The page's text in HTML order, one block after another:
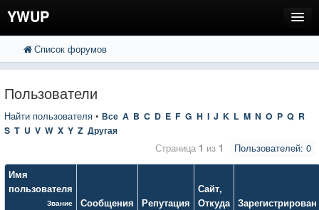
YWUP
FAQ
Вход
Список форумов
Пользователи
Найти пользователя • Все A B C D E F G H I J K L M N O P Q R
S T U V W X Y Z Другая
Пользователей: 0
Страница 1 из 1
Имя
пользователя
Звание Сообщения Репутация
Сайт,
Откуда Зарегистрирован